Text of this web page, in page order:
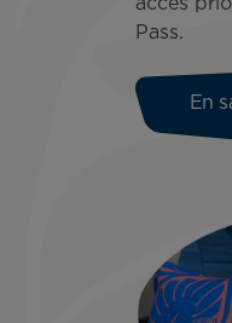
accès
Pass.
En